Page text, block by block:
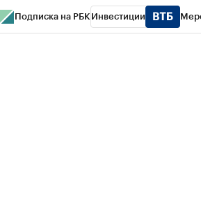
Подписка на РБК Инвестиции